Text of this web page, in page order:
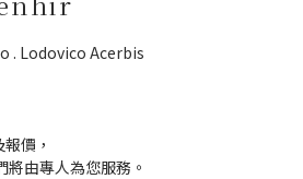
. Lodovico Acerbis
價，
由專人為您服務。